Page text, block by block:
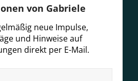
von Gabriele
neue Impulse,
und Hinweise auf
direkt per E-Mail.